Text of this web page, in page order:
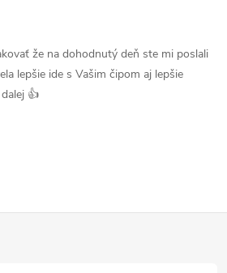
že na dohodnutý deň ste mi poslali
lepšie ide s Vašim čipom aj lepšie
👍